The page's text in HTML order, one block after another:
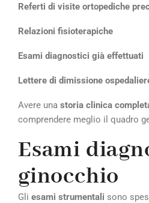
Referti di visite ortopediche
Relazioni fisioterapiche
Esami diagnostici già effettuati
Lettere di dimissione
Avere una storia clinica
comprendere meglio il quadro
Esami
ginocchio
Gli esami strumentali sono